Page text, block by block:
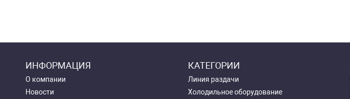
ИНФОРМАЦИЯ
О компании
Новости
КАТЕГОРИИ
Линия раздачи
Холодильное оборудование